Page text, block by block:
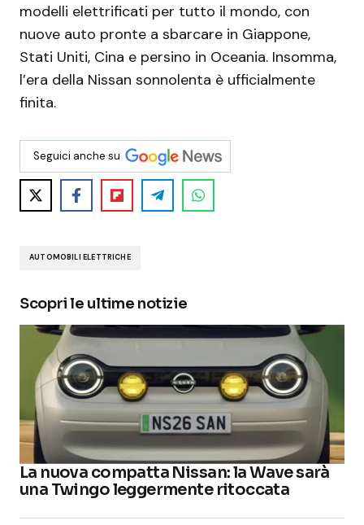
modelli elettrificati per tutto il mondo, con
nuove auto pronte a sbarcare in Giappone,
Stati Uniti, Cina e persino in Oceania. Insomma,
l’era della Nissan sonnolenta è ufficialmente
finita.
Seguici anche su
AUTOMOBILI ELETTRICHE
Scopri le ultime notizie
La nuova compatta Nissan: la Wave sarà
una Twingo leggermente ritoccata